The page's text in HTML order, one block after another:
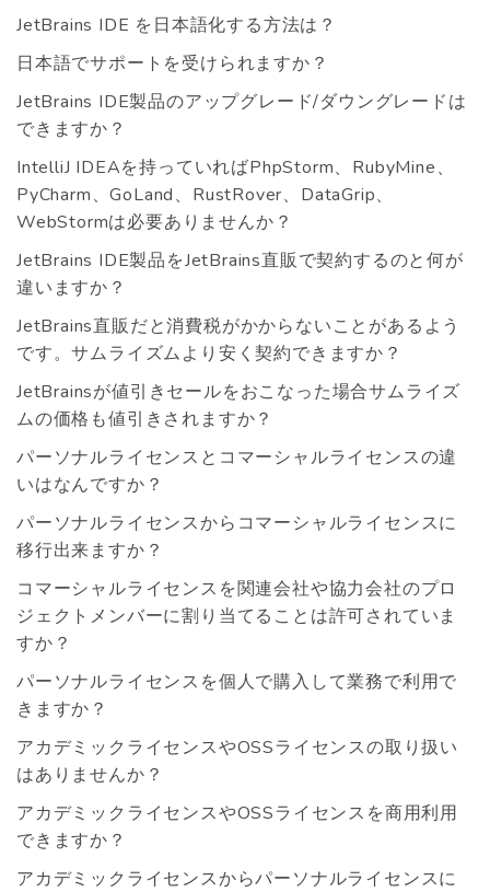
JetBrains IDE を日本語化する方法は？
日本語でサポートを受けられますか？
JetBrains IDE製品のアップグレード/ダウングレードは
できますか？
IntelliJ IDEAを持っていればPhpStorm、RubyMine、
PyCharm、GoLand、RustRover、DataGrip、
WebStormは必要ありませんか？
JetBrains IDE製品をJetBrains直販で契約するのと何が
違いますか？
JetBrains直販だと消費税がかからないことがあるよう
です。サムライズムより安く契約できますか？
JetBrainsが値引きセールをおこなった場合サムライズ
ムの価格も値引きされますか？
パーソナルライセンスとコマーシャルライセンスの違
いはなんですか？
パーソナルライセンスからコマーシャルライセンスに
移行出来ますか？
コマーシャルライセンスを関連会社や協力会社のプロ
ジェクトメンバーに割り当てることは許可されていま
すか？
パーソナルライセンスを個人で購入して業務で利用で
きますか？
アカデミックライセンスやOSSライセンスの取り扱い
はありませんか？
アカデミックライセンスやOSSライセンスを商用利用
できますか？
アカデミックライセンスからパーソナルライセンスに